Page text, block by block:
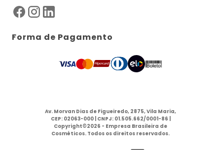
Forma de Pagamento
Av. Morvan Dias de Figueiredo, 2875, Vila Maria,
CEP: 02063-000 | CNPJ: 01.505.662/0001-86 |
Copyright©2026 - Empresa Brasileira de
Cosméticos. Todos os direitos reservados.